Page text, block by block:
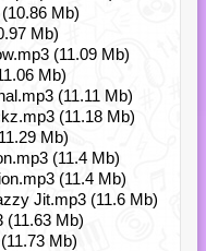
Mb)
Mb)
(11.09 Mb)
Mb)
(11.11 Mb)
(11.18 Mb)
Mb)
(11.4 Mb)
(11.4 Mb)
Jit.mp3 (11.6 Mb)
(11.63 Mb)
Mb)